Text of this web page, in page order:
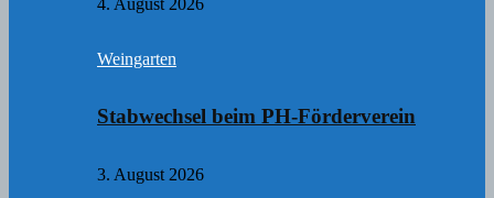
Weingarten
Stabwechsel beim PH-Förderverein
3. August 2026